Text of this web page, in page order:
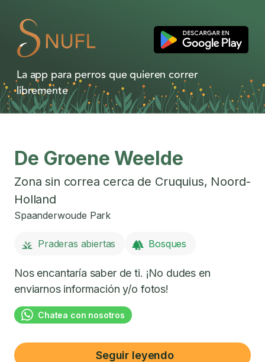
La app para perros que quieren correr
libremente
De Groene Weelde
Zona sin correa cerca de Cruquius, Noord-
Holland
Spaanderwoude Park
Praderas abiertas Bosques
Nos encantaría saber de ti. ¡No dudes en
enviarnos información y/o fotos!
Chatea con nosotros
Seguir leyendo